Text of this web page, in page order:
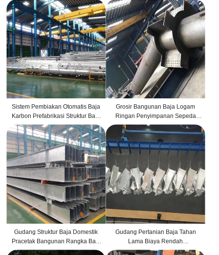
Sistem Pembiakan Otomatis Baja
Karbon Prefabrikasi Struktur Baja
Kandang Sapi Babi Ayam Kuda
Kambing Peternakan
Grosir Bangunan Baja Logam
Ringan Penyimpanan Sepeda
Motor Taman
Gudang Struktur Baja Domestik
Pracetak Bangunan Rangka Baja
Ringan
Gudang Pertanian Baja Tahan
Lama Biaya Rendah
Penyimpanan Alat Logam